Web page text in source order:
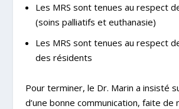
Les MRS sont tenues au respect
(soins palliatifs et euthanasie)
Les MRS sont tenues au respect
des résidents
Pour terminer, le Dr. Marin a insisté
d’une bonne communication, faite de